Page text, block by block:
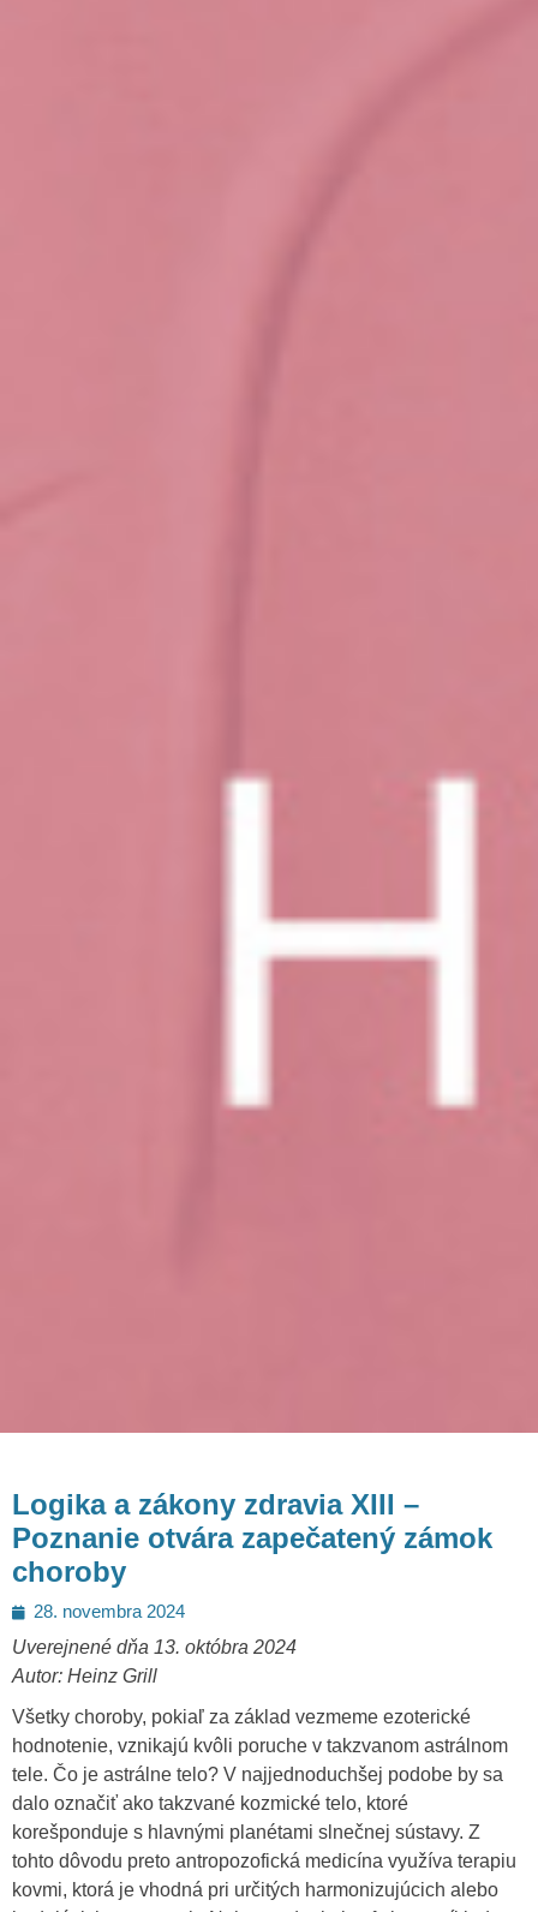
Logika a zákony zdravia XIII –
Poznanie otvára zapečatený zámok
choroby
Posted
on
28. novembra 2024
Uverejnené dňa 13. októbra 2024
Autor: Heinz Grill
Všetky choroby, pokiaľ za základ vezmeme ezoterické
hodnotenie, vznikajú kvôli poruche v takzvanom astrálnom
tele. Čo je astrálne telo? V najjednoduchšej podobe by sa
dalo označiť ako takzvané kozmické telo, ktoré
korešponduje s hlavnými planétami slnečnej sústavy. Z
tohto dôvodu preto antropozofická medicína využíva terapiu
kovmi, ktorá je vhodná pri určitých harmonizujúcich alebo